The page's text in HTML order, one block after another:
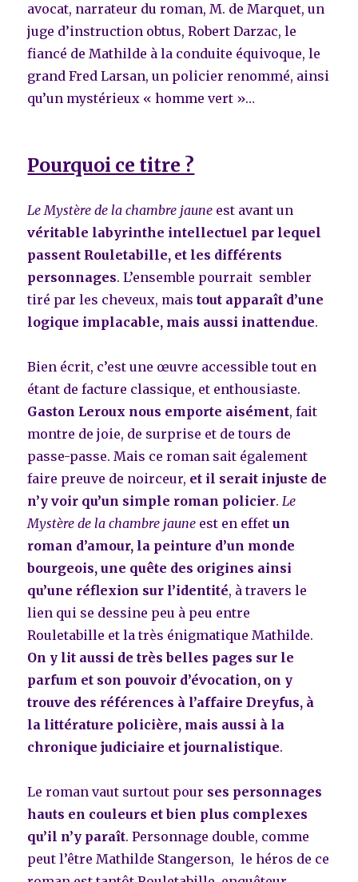
avocat, narrateur du roman, M. de Marquet, un
juge d’instruction obtus, Robert Darzac, le
fiancé de Mathilde à la conduite équivoque, le
grand Fred Larsan, un policier renommé, ainsi
qu’un mystérieux « homme vert »…
Pourquoi ce titre ?
Le Mystère de la chambre jaune est avant un
véritable labyrinthe intellectuel par lequel
passent Rouletabille, et les différents
personnages. L’ensemble pourrait sembler
tiré par les cheveux, maistout apparaît d’une
logique implacable, mais aussi inattendue.
Bien écrit, c’est une œuvre accessible tout en
étant de facture classique, et enthousiaste.
Gaston Leroux nous emporte aisément, fait
montre de joie, de surprise et de tours de
passe-passe. Mais ce roman sait également
faire preuve de noirceur, et il serait injuste de
n’y voir qu’un simple roman policier.Le
Mystère de la chambre jaune est en effetun
roman d’amour, la peinture d’un monde
bourgeois,une quête des origines ainsi
qu’une réflexion sur l’identité, à travers le
lien qui se dessine peu à peu entre
Rouletabille et la très énigmatique Mathilde.
On y lit aussi de très belles pages sur le
parfum et son pouvoir d’évocation, on y
trouve des références à l’affaire Dreyfus, à
la littérature policière, mais aussi à la
chronique judiciaire et journalistique.
Le roman vaut surtout pour ses personnages
hauts en couleurs et bien plus complexes
qu’il n’y paraît. Personnage double, comme
peut l’être Mathilde Stangerson, le héros de ce